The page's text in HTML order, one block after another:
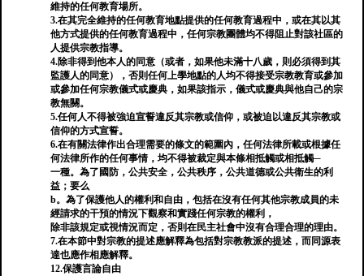
維持的任何教育場所。
3.在其完全維持的任何教育地點提供的任何教育過程中，或在其以其
他方式提供的任何教育過程中，任何宗教團體均不得阻止對該社區的
人提供宗教指導。
4.除非得到他本人的同意（或者，如果他未滿十八歲，則必須得到其
監護人的同意），否則任何上學地點的人均不得接受宗教教育或參加
或參加任何宗教儀式或慶典，如果該指示，儀式或慶典與他自己的宗
教無關。
5.任何人不得被強迫宣誓違反其宗教或信仰，或被迫以違反其宗教或
信仰的方式宣誓。
6.在有關法律作出合理需要的條文的範圍內，任何法律所載或根據任
何法律所作的任何事情，均不得被裁定與本條相抵觸或相抵觸─
一種。為了國防，公共安全，公共秩序，公共道德或公共衛生的利
益；要么
b。為了保護他人的權利和自由，包括在沒有任何其他宗教成員的未
經請求的干預的情況下觀察和實踐任何宗教的權利，
除非該規定或視情況而定，否則在民主社會中沒有合理合理的理由。
7.在本節中對宗教的提述應解釋為包括對宗教教派的提述，而同源表
達也應作相應解釋。
12.保護言論自由